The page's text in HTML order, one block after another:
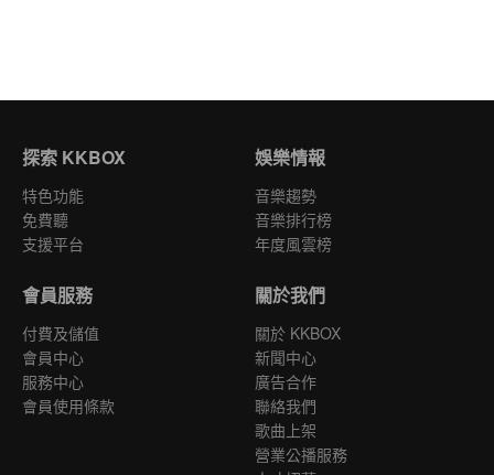
探索 KKBOX
特色功能
免費聽
支援平台
娛樂情報
音樂趨勢
音樂排行榜
年度風雲榜
會員服務
付費及儲值
會員中心
服務中心
會員使用條款
關於我們
關於 KKBOX
新聞中心
廣告合作
聯絡我們
歌曲上架
營業公播服務